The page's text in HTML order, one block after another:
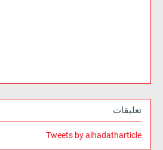
تعليقات
Tweets by alhadatharticle